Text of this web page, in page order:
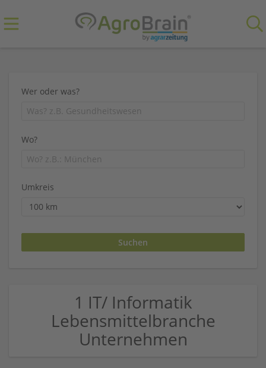
Wer oder was?
Wo?
Umkreis
1 IT/ Informatik
Lebensmittelbranche
Unternehmen